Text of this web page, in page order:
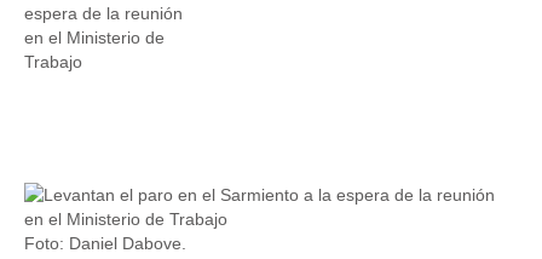
Foto: Daniel Dabove.